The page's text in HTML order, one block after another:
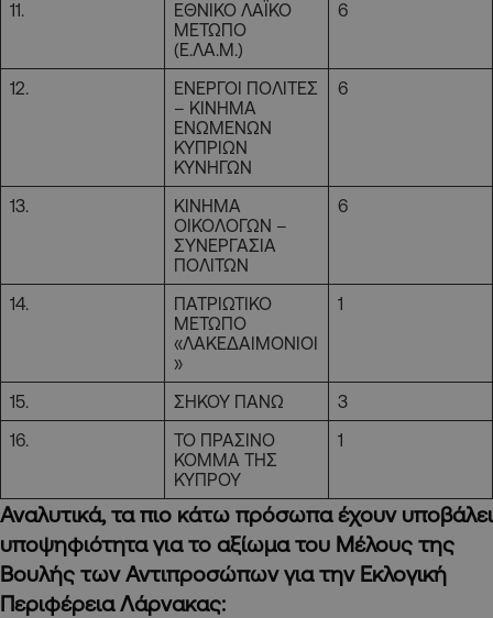
11.
ΕΘΝΙΚΟ ΛΑΪΚΟ
ΜΕΤΩΠΟ
(Ε.ΛΑ.Μ.)
6
12.
ΕΝΕΡΓΟΙ ΠΟΛΙΤΕΣ
– ΚΙΝΗΜΑ
ΕΝΩΜΕΝΩΝ
ΚΥΠΡΙΩΝ
ΚΥΝΗΓΩΝ
6
13.
ΚΙΝΗΜΑ
ΟΙΚΟΛΟΓΩΝ –
ΣΥΝΕΡΓΑΣΙΑ
ΠΟΛΙΤΩΝ
6
14.
ΠΑΤΡΙΩΤΙΚΟ
ΜΕΤΩΠΟ
«ΛΑΚΕΔΑΙΜΟΝΙΟΙ
»
1
15. ΣΗΚΟΥ ΠΑΝΩ
3
16.
ΤΟ ΠΡΑΣΙΝΟ
ΚΟΜΜΑ ΤΗΣ
ΚΥΠΡΟΥ
1
Αναλυτικά, τα πιο κάτω πρόσωπα έχουν υποβάλει
υποψηφιότητα για το αξίωμα του Μέλους της
Βουλής των Αντιπροσώπων για την Εκλογική
Περιφέρεια Λάρνακας: